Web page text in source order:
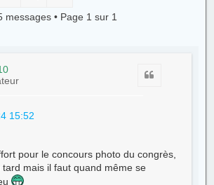
messages • Page 1 sur 1
15:52
pour le concours photo du congrès,
mais il faut quand même se